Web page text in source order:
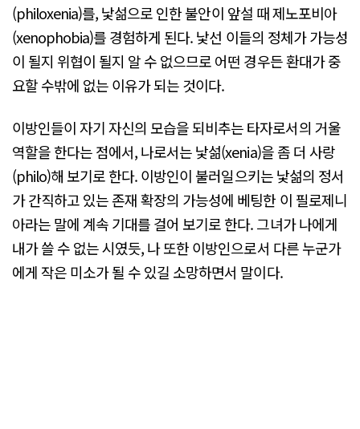
(philoxenia)를, 낯섦으로 인한 불안이 앞설 때 제노포비아
(xenophobia)를 경험하게 된다. 낯선 이들의 정체가 가능성
이 될지 위협이 될지 알 수 없으므로 어떤 경우든 환대가 중
요할 수밖에 없는 이유가 되는 것이다.
이방인들이 자기 자신의 모습을 되비추는 타자로서의 거울
역할을 한다는 점에서, 나로서는 낯섦(xenia)을 좀 더 사랑
(philo)해 보기로 한다. 이방인이 불러일으키는 낯섦의 정서
가 간직하고 있는 존재 확장의 가능성에 베팅한 이 필로제니
아라는 말에 계속 기대를 걸어 보기로 한다. 그녀가 나에게
내가 쓸 수 없는 시였듯, 나 또한 이방인으로서 다른 누군가
에게 작은 미소가 될 수 있길 소망하면서 말이다.